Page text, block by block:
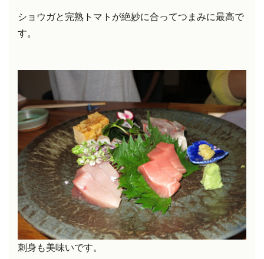
ショウガと完熟トマトが絶妙に合ってつまみに最高で
す。
刺身も美味いです。